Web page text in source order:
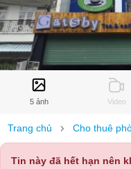
5 ảnh Video
Trang chủ Cho thuê
Tin này đã hết hạn nên